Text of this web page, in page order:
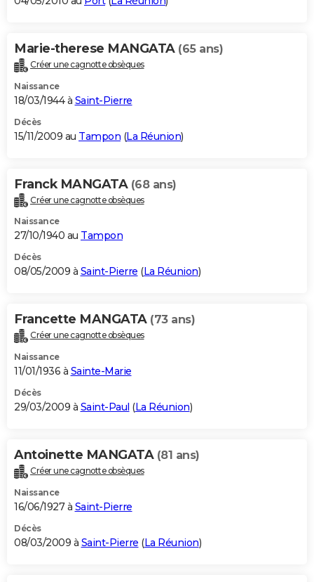
Marie-therese MANGATA (65 ans)
Créer une cagnotte obsèques
Naissance
18/03/1944 à Saint-Pierre
Décès
15/11/2009 au Tampon (La Réunion)
Franck MANGATA (68 ans)
Créer une cagnotte obsèques
Naissance
27/10/1940 au Tampon
Décès
08/05/2009 à Saint-Pierre (La Réunion)
Francette MANGATA (73 ans)
Créer une cagnotte obsèques
Naissance
11/01/1936 à Sainte-Marie
Décès
29/03/2009 à Saint-Paul (La Réunion)
Antoinette MANGATA (81 ans)
Créer une cagnotte obsèques
Naissance
16/06/1927 à Saint-Pierre
Décès
08/03/2009 à Saint-Pierre (La Réunion)